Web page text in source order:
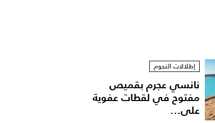
إطلالات النجوم
نانسي عجرم بقميص
مفتوح في لقطات عفوية
على...